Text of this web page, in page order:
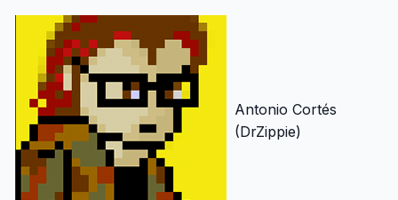
Antonio Cortés
(DrZippie)